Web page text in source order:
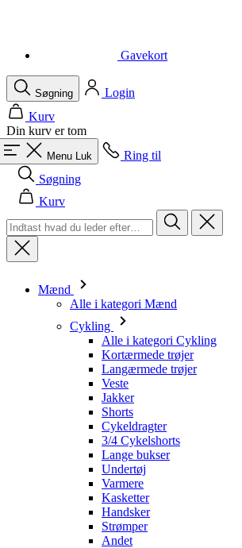
Gavekort
Søgning
Login
Kurv
Din kurv er tom
Menu Luk
Ring til
Søgning
Kurv
Mænd
Alle i kategori Mænd
Cykling
Alle i kategori Cykling
Kortærmede trøjer
Langærmede trøjer
Veste
Jakker
Shorts
Cykeldragter
3/4 Cykelshorts
Lange bukser
Undertøj
Varmere
Kasketter
Handsker
Strømper
Andet